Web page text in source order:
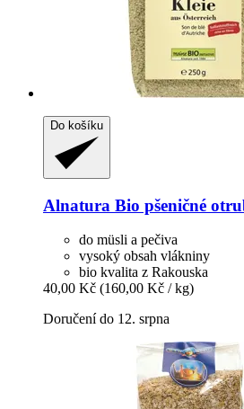
Do košíku
Alnatura Bio pšeničné
do müsli a pečiva
vysoký obsah vlákniny
bio kvalita z Rakouska
40,00 Kč (160,00 Kč / kg)
Doručení do 12. srpna